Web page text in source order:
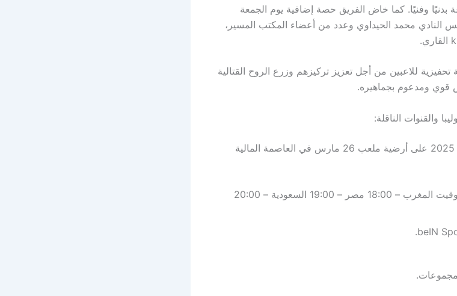
وفنيًا. كما خاض الفريق حصة إضافية يوم الجمعة
النادي محمد الحيداوي وعدد من أعضاء المكتب المسير،
للاعبين من أجل تعزيز تركيزهم وزرع الروح القتالية
قوي ومدعوم بجماهيره.
والقنوات الناقلة:
تقام المباراة اليوم الأحد 23 نوفمبر 2025 على أرضية ملعب 26 مارس في العاصمة المالية
توقيت المباراة: 17:00 بتوقيت المغرب – 18:00 مصر – 19:00 السعودية – 20:00